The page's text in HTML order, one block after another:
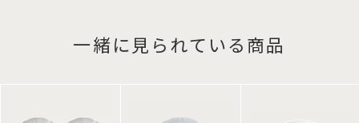
一緒に見られている商品